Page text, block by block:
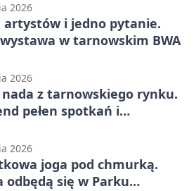
2026
artystów i jedno pytanie.
w tarnowskim BWA
2026
nada z tarnowskiego rynku.
pełen spotkań i
2026
joga pod chmurką.
odbędą się w Parku